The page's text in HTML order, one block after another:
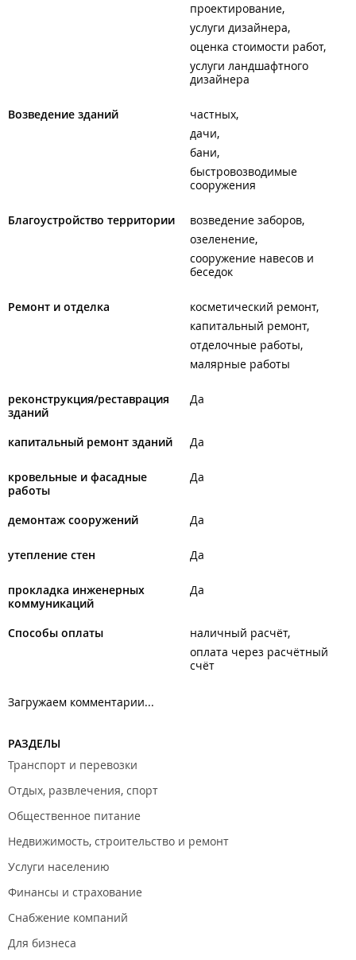
проектирование
услуги дизайнера
оценка стоимости работ
услуги ландшафтного
дизайнера
Возведение зданий
частных
дачи
бани
быстровозводимые
сооружения
Благоустройство территории
возведение заборов
озеленение
сооружение навесов и
беседок
Ремонт и отделка
косметический ремонт
капитальный ремонт
отделочные работы
малярные работы
реконструкция/реставрация
зданий
Да
капитальный ремонт зданий Да
кровельные и фасадные
работы
Да
демонтаж сооружений Да
утепление стен Да
прокладка инженерных
коммуникаций
Да
Способы оплаты
наличный расчёт
оплата через расчётный
счёт
Загружаем комментарии...
РАЗДЕЛЫ
Транспорт и перевозки
Отдых, развлечения, спорт
Общественное питание
Недвижимость, строительство и ремонт
Услуги населению
Финансы и страхование
Снабжение компаний
Для бизнеса